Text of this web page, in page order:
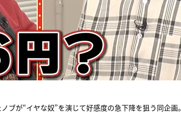
が“イヤな奴”を演じて好感度の急下降を狙う同企画。